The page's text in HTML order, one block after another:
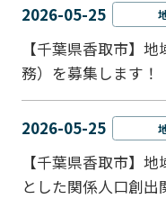
2026-05-25
【千葉県香取市】
務）を募集します！
2026-05-25
【千葉県香取市】
とした関係人口創出